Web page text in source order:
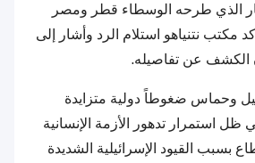
الذي طرحه الوسطاء قطر ومصر
مكتب نتنياهو استلام الرد وأشار إلى
الكشف عن تفاصيله.
وحماس ضغوطاً دولية متزايدة
ظل استمرار تدهور الأزمة الإنسانية
بسبب القيود الإسرائيلية الشديدة